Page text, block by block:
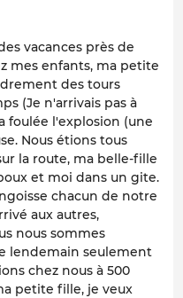
vacances près de
mes enfants, ma petite
des tours
(Je n'arrivais pas à
foulée l'explosion (une
Nous étions tous
la route, ma belle-fille
et moi dans un gite.
chacun de notre
aux autres,
nous sommes
lendemain seulement
chez nous à 500
petite fille, je veux